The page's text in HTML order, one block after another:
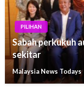
PILIHAN
Sabah perkukuh
sekitar
Malaysia News Todays